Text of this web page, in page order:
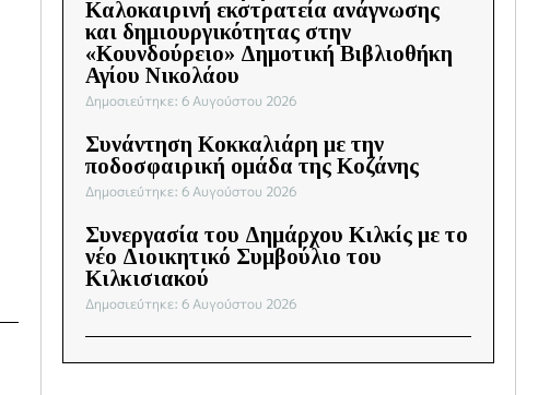
Καλοκαιρινή εκστρατεία ανάγνωσης
και δημιουργικότητας στην
«Κουνδούρειο» Δημοτική Βιβλιοθήκη
Αγίου Νικολάου
Δημοσιεύτηκε: 6 Αυγούστου 2026
Συνάντηση Κοκκαλιάρη με την
ποδοσφαιρική ομάδα της Κοζάνης
Δημοσιεύτηκε: 6 Αυγούστου 2026
Συνεργασία του Δημάρχου Κιλκίς με το
νέο Διοικητικό Συμβούλιο του
Κιλκισιακού
Δημοσιεύτηκε: 6 Αυγούστου 2026